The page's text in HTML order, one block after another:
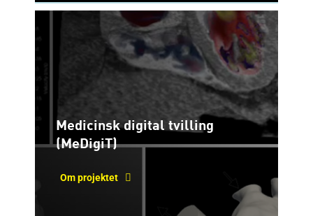
Medicinsk digital tvilling
(MeDigiT)
Om projektet